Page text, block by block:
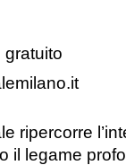
gratuito
ripercorre
il legame